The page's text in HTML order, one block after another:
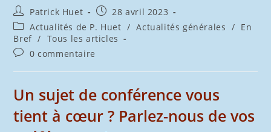
Auteur/autrice
de
la
publication :
Patrick Huet
Publication
publiée :
28 avril 2023
Post
category:
Actualités de P. Huet / Actualités générales / En
Bref / Tous les articles
Commentaires
la
publication :
0 commentaire
Un sujet de conférence vous
tient à cœur ? Parlez-nous de vos